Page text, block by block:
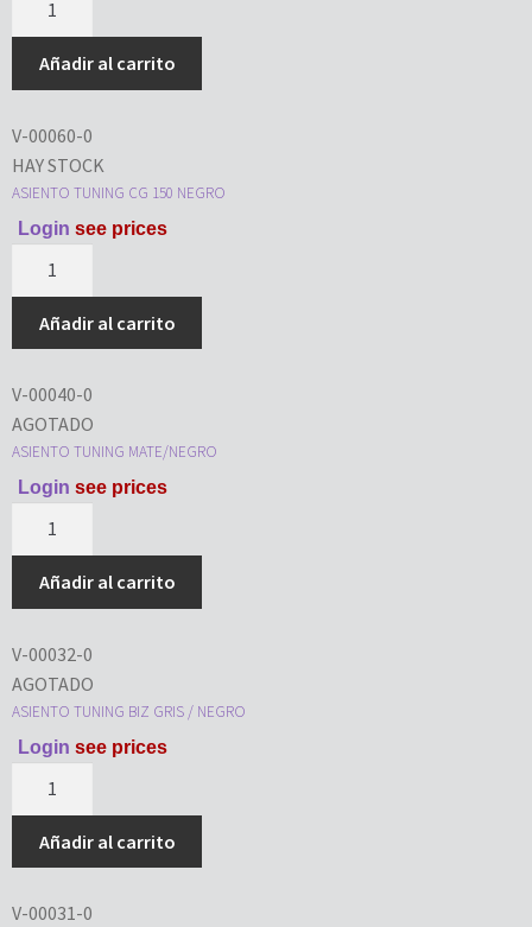
Añadir al carrito
V-00060-0
HAY STOCK
ASIENTO TUNING CG 150 NEGRO
Login see prices
Añadir al carrito
V-00040-0
AGOTADO
ASIENTO TUNING MATE/NEGRO
Login see prices
Añadir al carrito
V-00032-0
AGOTADO
ASIENTO TUNING BIZ GRIS / NEGRO
Login see prices
Añadir al carrito
V-00031-0